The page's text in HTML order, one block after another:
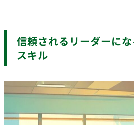
信頼されるリーダーになるために必要な
スキル